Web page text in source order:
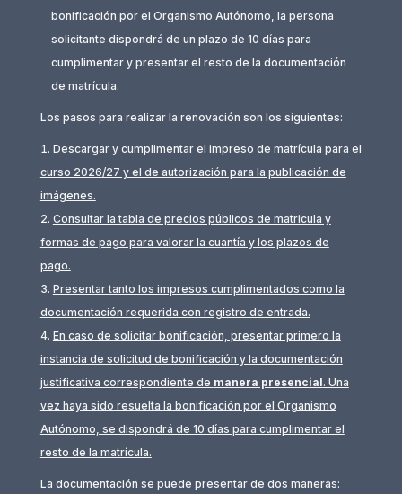
bonificación por el Organismo Autónomo, la persona
solicitante dispondrá de un plazo de 10 días para
cumplimentar y presentar el resto de la documentación
de matrícula.
Los pasos para realizar la renovación son los siguientes:
Descargar y cumplimentar el impreso de matrícula para el
curso 2026/27 y el de autorización para la publicación de
imágenes.
Consultar la tabla de precios públicos de matricula y
formas de pago para valorar la cuantía y los plazos de
pago.
Presentar tanto los impresos cumplimentados como la
documentación requerida con registro de entrada.
En caso de solicitar bonificación, presentar primero la
instancia de solicitud de bonificación y la documentación
justificativa correspondiente de manera presencial. Una
vez haya sido resuelta la bonificación por el Organismo
Autónomo, se dispondrá de 10 días para cumplimentar el
resto de la matrícula.
La documentación se puede presentar de dos maneras: